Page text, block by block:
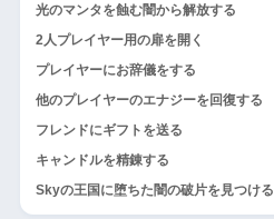
光のマンタを蝕む闇から解放する
2人プレイヤー用の扉を開く
プレイヤーにお辞儀をする
他のプレイヤーのエナジーを回復する
フレンドにギフトを送る
キャンドルを精錬する
Skyの王国に堕ちた闇の破片を見つける